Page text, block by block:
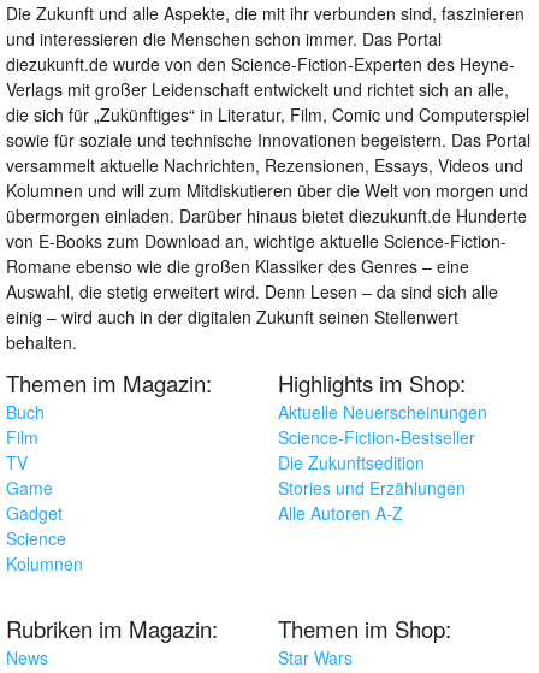
Die Zukunft und alle Aspekte, die mit ihr verbunden sind, faszinieren
und interessieren die Menschen schon immer. Das Portal
diezukunft.de wurde von den Science-Fiction-Experten des Heyne-
Verlags mit großer Leidenschaft entwickelt und richtet sich an alle,
die sich für „Zukünftiges“ in Literatur, Film, Comic und Computerspiel
sowie für soziale und technische Innovationen begeistern. Das Portal
versammelt aktuelle Nachrichten, Rezensionen, Essays, Videos und
Kolumnen und will zum Mitdiskutieren über die Welt von morgen und
übermorgen einladen. Darüber hinaus bietet diezukunft.de Hunderte
von E-Books zum Download an, wichtige aktuelle Science-Fiction-
Romane ebenso wie die großen Klassiker des Genres – eine
Auswahl, die stetig erweitert wird. Denn Lesen – da sind sich alle
einig – wird auch in der digitalen Zukunft seinen Stellenwert
behalten.
Themen im Magazin:
Buch
Film
TV
Game
Gadget
Science
Kolumnen
Highlights im Shop:
Aktuelle Neuerscheinungen
Science-Fiction-Bestseller
Die Zukunftsedition
Stories und Erzählungen
Alle Autoren A-Z
Rubriken im Magazin:
News
Themen im Shop:
Star Wars